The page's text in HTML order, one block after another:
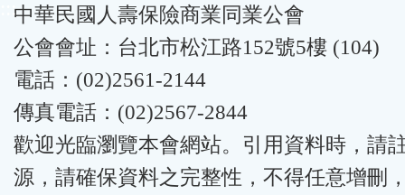
:::中華民國人壽保險商業同業公會
公會會址：台北市松江路152號5樓 (104)
電話：(02)2561-2144
傳真電話：(02)2567-2844
歡迎光臨瀏覽本會網站。引用資料時，請
源，請確保資料之完整性，不得任意增刪